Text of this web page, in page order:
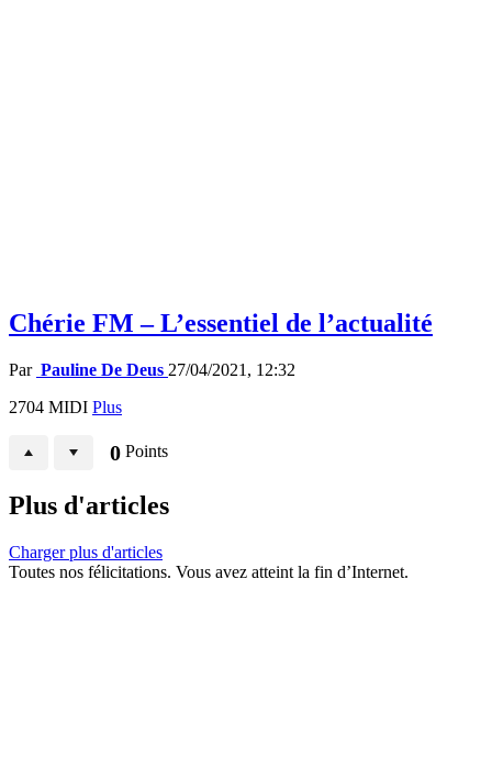
Chérie FM – L’essentiel de l’actualité
Par Pauline De Deus 27/04/2021, 12:32
2704 MIDI Plus
0 Points
Plus d'articles
Charger plus d'articles
Toutes nos félicitations. Vous avez atteint la fin d’Internet.